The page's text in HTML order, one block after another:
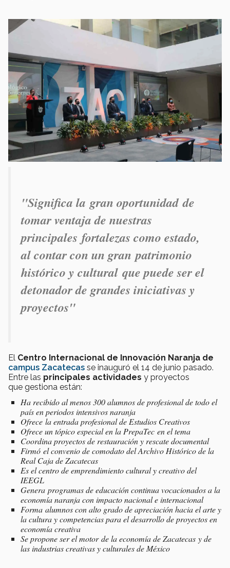
"Significa la gran oportunidad de
tomar ventaja de nuestras
principales fortalezas como estado,
al contar con un gran patrimonio
histórico y cultural que puede ser el
detonador de grandes iniciativas y
proyectos"
El Centro Internacional de Innovación Naranja de
campus Zacatecas se inauguró el 14 de junio pasado.
Entre las principales actividades y proyectos
que gestiona están:
Ha recibido al menos 300 alumnos de profesional de todo el
país en periodos intensivos naranja
Ofrece la entrada profesional de Estudios Creativos
Ofrece un tópico especial en la PrepaTec en el tema
Coordina proyectos de restauración y rescate documental
Firmó el convenio de comodato del Archivo Histórico de la
Real Caja de Zacatecas
Es el centro de emprendimiento cultural y creativo del
IEEGL
Genera programas de educación continua vocacionados a la
economía naranja con impacto nacional e internacional
Forma alumnos con alto grado de apreciación hacia el arte y
la cultura y competencias para el desarrollo de proyectos en
economía creativa
Se propone ser el motor de la economía de Zacatecas y de
las industrias creativas y culturales de México